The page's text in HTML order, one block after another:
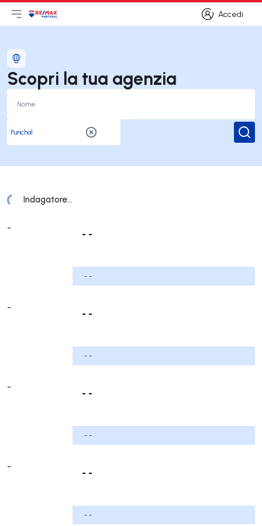
Accedi
Accedi
Apri il menu principale
LogoVai alla homepage
Scopri la tua agenzia
Indagatore...
Elenco Uffici
-
- -
- -
-
- -
- -
-
- -
- -
-
- -
- -